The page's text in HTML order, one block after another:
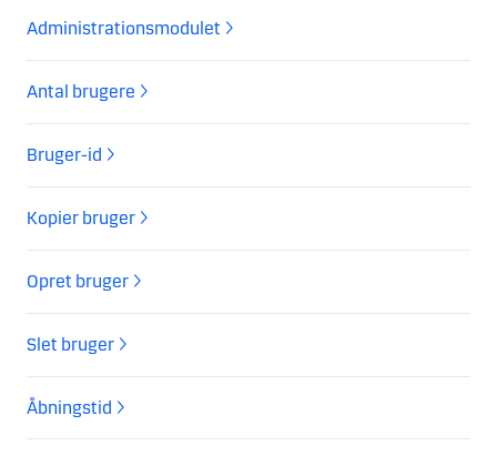
Administrationsmodulet
Antal brugere
Bruger-id
Kopier bruger
Opret bruger
Slet bruger
Åbningstid